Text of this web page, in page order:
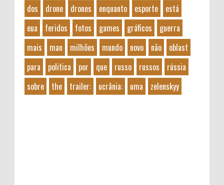
dos
drone drones enquanto esporte
está
eua
feridos fotos games gráficos
guerra
mais
man milhões mundo novo não
oblast
para
politica por que russo russos
rússia
sobre
the trailer: ucrânia: uma zelenskyy